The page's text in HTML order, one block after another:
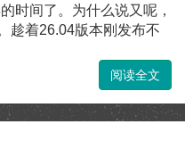
时间了。为什么说又呢，
趁着26.04版本刚发布不
阅读全文